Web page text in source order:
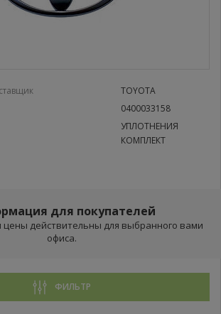
TOYOTA
0400033158
УПЛОТНЕНИЯ
КОМПЛЕКТ
для покупателей
цены действительны для выбранного вами
офиса.
ФИЛЬТР